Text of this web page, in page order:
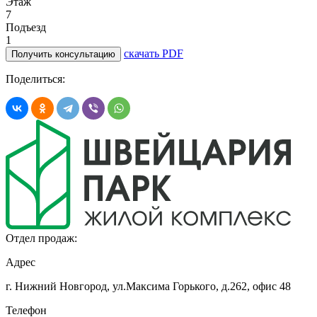
7
Подъезд
1
Получить консультацию скачать PDF
Поделиться:
Отдел продаж:
Адрес
г. Нижний Новгород, ул.Максима Горького, д.262, офис 48
Телефон